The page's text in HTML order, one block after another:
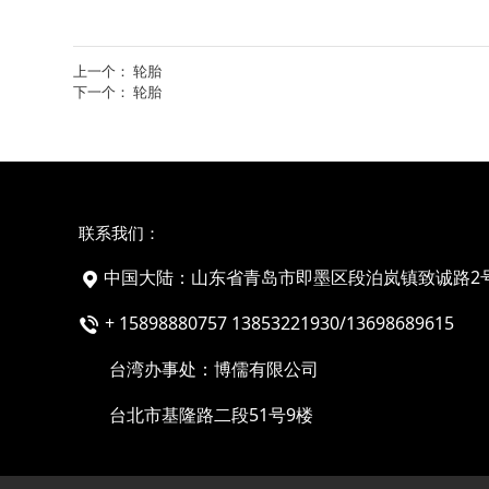
上一个：轮胎
下一个：轮胎
联系我们：
中国大陆：山东省青岛市即墨区段泊岚镇致诚路2
+ 15898880757 13853221930/13698689615
台湾办事处：博儒有限公司
台北市基隆路二段51号9楼